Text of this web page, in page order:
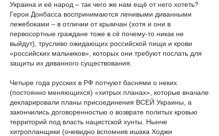
Украина и её народ – так чего же нам ещё от него хотеть?
Герои Донбасса воспринимаются ленивыми диванными
лежебоками – в отличии от крымчан (хотя и они в
первосортные граждане тоже в сё почему-то никак не
выйдут), трусливо ожидающих российской пищи и крови
«российских мальчиков», которых они требуют послать для
защиты их диванного существования.
Четыре года русских в РФ потчуют баснями о неких
(постоянно меняющихся) «хитрых планах», которые вначале
декларировали планы присоединения ВСЕЙ Украины, а
закончились договоренностью о возврате политых кровью
территорий под власть нацистской хунты. Нынче
хитропланщики (очевидно вспомнив ишака Ходжи